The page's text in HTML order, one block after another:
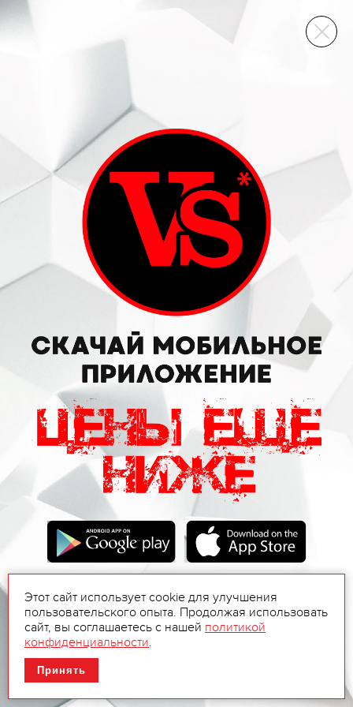
ВИННЫЙ СКЛАД
Этот сайт использует cookie для улучшения
пользовательского опыта. Продолжая использовать
сайт, вы соглашаетесь с нашей политикой
конфиденциальности.
Принять